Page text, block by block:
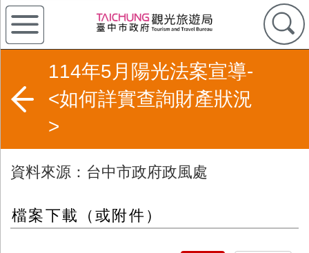
114年5月陽光法案宣導-
<如何詳實查詢財產狀況
>
資料來源：台中市政府政風處
檔案下載（或附件）